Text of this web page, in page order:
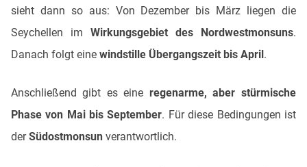
sieht dann so aus: Von Dezember bis März liegen die
Seychellen im Wirkungsgebiet des Nordwestmonsuns.
Danach folgt eine windstille Übergangszeit bis April.
Anschließend gibt es eine regenarme, aber stürmische
Phase von Mai bis September. Für diese Bedingungen ist
derSüdostmonsun verantwortlich.